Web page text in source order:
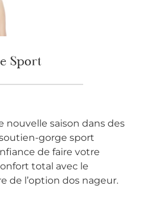
Sport
nouvelle saison dans des
gorge sport
de faire votre
total avec le
de l’option dos nageur.